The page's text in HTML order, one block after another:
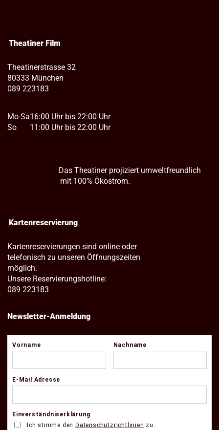
Theatiner Film
Theatinerstrasse 32
80333 München
089 223183
Mo-Sa
So
16:00 Uhr bis 22:00 Uhr
11:00 Uhr bis 22:00 Uhr
Das Theatiner projiziert umweltfreundlich
mit 100% Ökostrom.
Kartenreservierung
Kartenreservierungen sind online oder
telefonisch zu unseren Öffnungszeiten
möglich.
Unsere Reservierungshotline:
089 223183
Newsletter-Anmeldung